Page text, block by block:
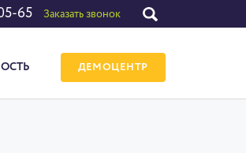
65 Заказать звонок
ДЕМОЦЕНТР